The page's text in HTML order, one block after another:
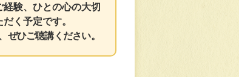
験、ひとの心の大切
く予定です。
ぜひご聴講ください。